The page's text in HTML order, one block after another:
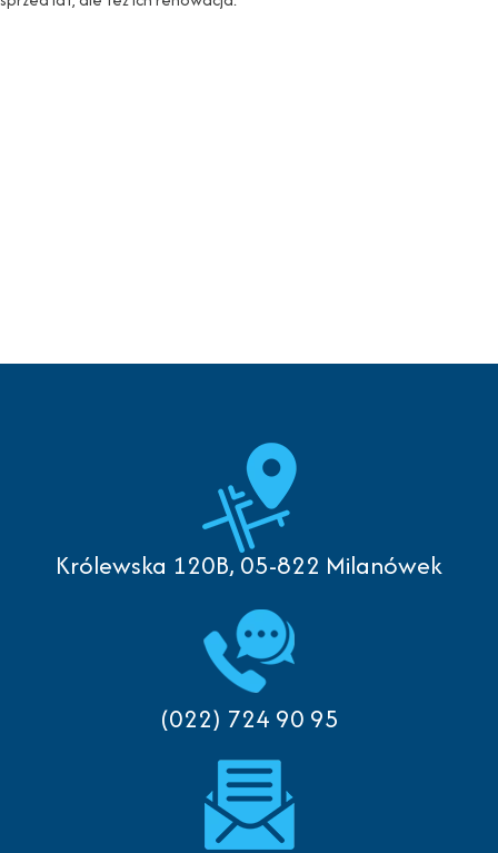
Królewska 120B, 05-822 Milanówek
(022) 724 90 95